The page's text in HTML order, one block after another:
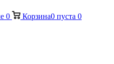
0 Корзина0 пуста 0